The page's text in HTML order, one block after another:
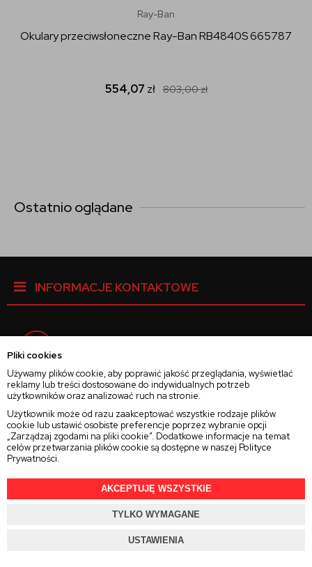
Pliki cookies
Używamy plików cookie, aby poprawić jakość przeglądania, wyświetlać
reklamy lub treści dostosowane do indywidualnych potrzeb
użytkowników oraz analizować ruch na stronie.
Użytkownik może od razu zaakceptować wszystkie rodzaje plików
cookie lub ustawić osobiste preferencje poprzez wybranie opcji
„Zarządzaj zgodami na pliki cookie”. Dodatkowe informacje na temat
celów przetwarzania plików cookie są dostępne w naszej Polityce
Prywatności.
AKCEPTUJĘ WSZYSTKIE
TYLKO WYMAGANE
USTAWIENIA
Ray-Ban
Okulary przeciwsłoneczne Ray-Ban RB4840S 665787
554,07 zł 803,00zł
Ostatnio oglądane
INFORMACJE KONTAKTOWE
Instagram
Twitter
2025 © Wszelkie Prawa ZastrzeżoneRajsoczewek.pl